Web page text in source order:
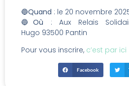
🔵Quand : le 20 novembre
🔵Où : Aux Relais
Hugo 93500 Pantin
Pour vous inscrire, c’est par ici
Facebook